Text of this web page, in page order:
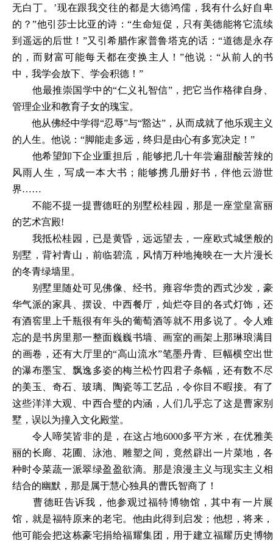
无白丁。’现在跟我交往的都是大德鸿儒，我有什么好自卑
的？”他引莎士比亚的诗：“生命短促，只有美德能将它流续
到遥远的后世！”又引希腊作家普鲁塔克的话：“道德是永存
的，而财富可能每天都在变换主人！”他说：“从前人的书
中，我学会放下、学会积德！”
他最推崇国学中的“仁义礼智信”，把它当作格律自身、
管理企业和教育子女的瑰宝。
他从佛经中学得“忍辱”与“豁达”，从而成就了他乐观主义
的人生。他说：“脚能走多远，终归是由心有多宽决定！”
他希望卸下企业重担后，能够把几十年尝遍甜酸苦辣的
风雨人生，写成一本大书；能够携几册好书，伴他云游世
界……
不能不提一提曹德旺的别墅松桂园，那是一座堂皇富丽
的艺术宫殿!
我抵松桂园，已是黄昏，远远望去，一座欧式城堡般的
别墅，背衬青山，前临碧流，风情万种地掩映在一大片漫长
的冬青绿墙里。
别墅里随处可见佛像、经书。雍容华贵的西式沙发，豪
华气派的家具、摆设、中西餐厅，灿烂夺目的各式灯饰，还
有酒窖里上千瓶很有年头的葡萄酒等就不用多说了。令人难
忘的是书房里那一整面巍巍书墙、画室的画架上那琳琅满目
的画卷，还有大厅里的“高山流水”笔墨丹青、巨幅横空出世
的瀑布墨宝、飘逸多姿的梅兰松竹四君子条幅，还有数不尽
的美玉、奇石、玻璃、陶瓷等工艺品，令你目不暇接。有了
这些洋洋大观、中西合璧的内涵，人们几乎忘了这是曹家别
墅，误以为撞入文化殿堂。
令人啼笑皆非的是，在这占地6000多平方米，在优雅美
丽的长廊、花圃、泳池、雕塑之间，竟然辟出一片菜地，各
种时令菜蔬一派翠绿盈盈欲滴。那是浪漫主义与现实主义相
结合的幽默，那是属于慧心独具的曹氏智商了！
曹德旺告诉我，他参观过福特博物馆，其中有一片展
馆，就是福特原来的老宅。他由此得到启发；他想，将来，
他可能会把这栋豪宅捐给福耀集团，用于建立福耀历史博物